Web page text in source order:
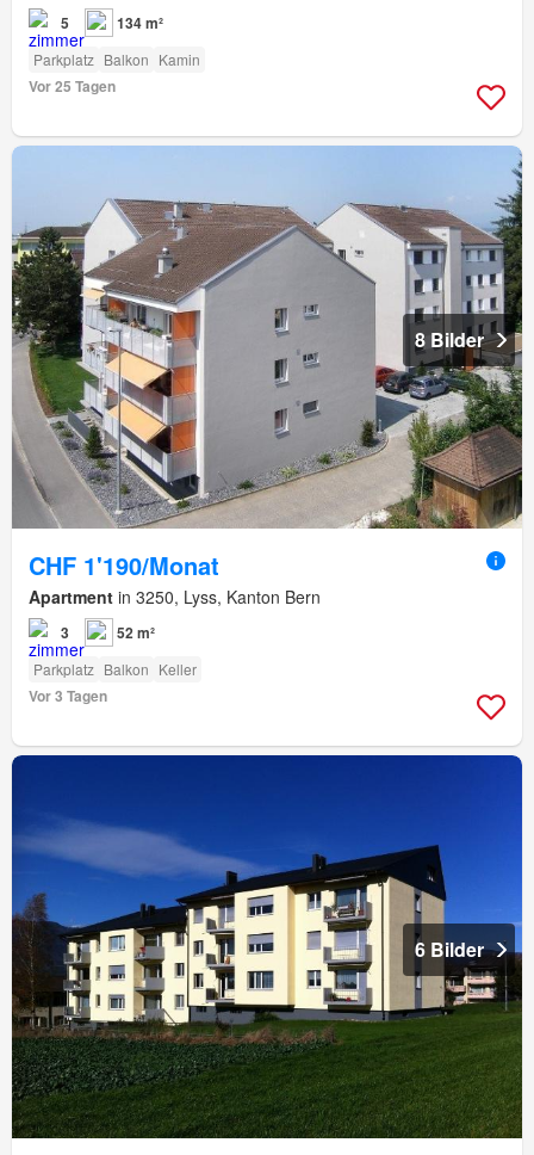
5 134 m²
Parkplatz Balkon Kamin
Vor 25 Tagen
8 Bilder
CHF 1'190/Monat
Apartment in 3250, Lyss, Kanton Bern
3 52 m²
Parkplatz Balkon Keller
Vor 3 Tagen
6 Bilder